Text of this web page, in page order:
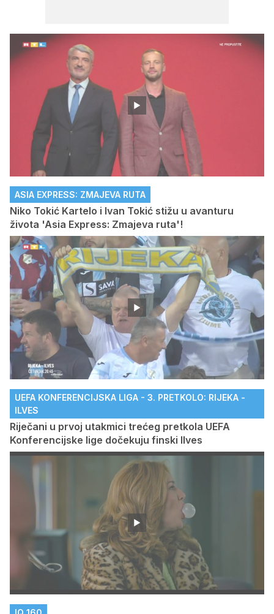
ASIA EXPRESS: ZMAJEVA RUTA
Niko Tokić Kartelo i Ivan Tokić stižu u avanturu
života 'Asia Express: Zmajeva ruta'!
UEFA KONFERENCIJSKA LIGA - 3. PRETKOLO: RIJEKA -
ILVES
Riječani u prvoj utakmici trećeg pretkola UEFA
Konferencijske lige dočekuju finski Ilves